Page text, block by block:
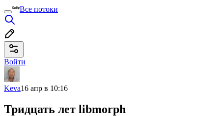
Все потоки
Войти
Keva16 апр в 10:16
Тридцать лет libmorph